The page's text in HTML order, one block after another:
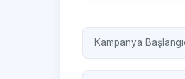
Kampanya